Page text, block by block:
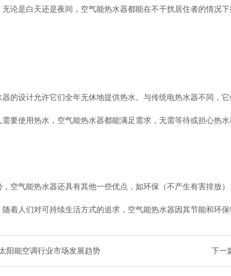
论是白天还是夜间，空气能热水器都能在不干扰居住者的情况下
的设计允许它们全年无休地提供热水。与传统电热水器不同，
要使用热水，空气能热水器都能满足需求，无需等待或担心热
，空气能热水器还具有其他一些优点，如环保（不产生有害排放
着人们对可持续生活方式的追求，空气能热水器因其节能和环保
阳能空调行业市场发展趋势 下一